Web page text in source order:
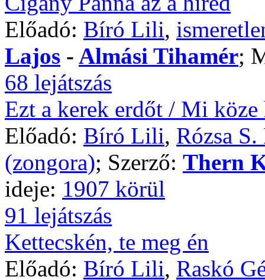
Előadó: Bíró Lili,
Lajos - Almási Tihamér;
68 lejátszás
Ezt a kerek erdőt / Mi köze
Előadó: Bíró Lili, Rózsa
(zongora); Szerző: Thern
ideje: 1907 körül
91 lejátszás
Kettecskén, te meg én
Előadó: Bíró Lili, Raskó